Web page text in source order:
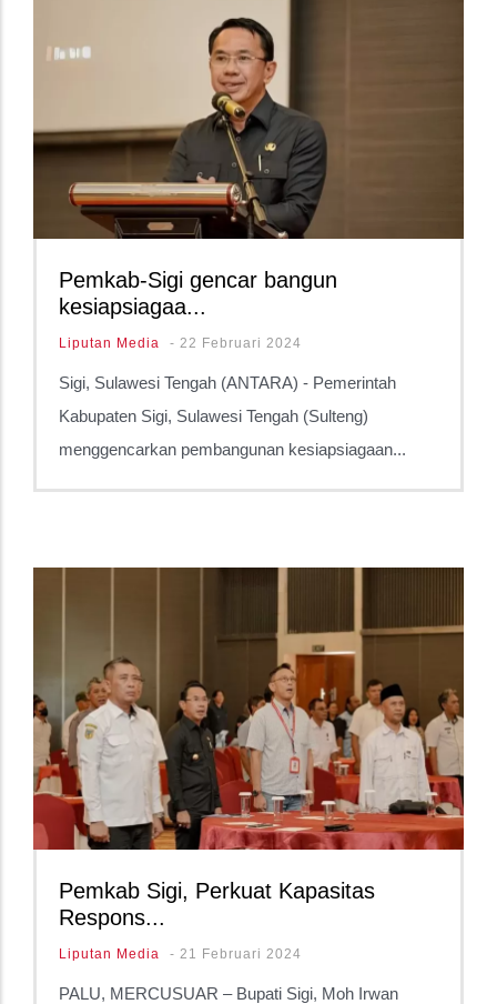
Pemkab-Sigi gencar bangun
kesiapsiagaa...
Liputan Media - 22 Februari 2024
Sigi, Sulawesi Tengah (ANTARA) - Pemerintah
Kabupaten Sigi, Sulawesi Tengah (Sulteng)
menggencarkan pembangunan kesiapsiagaan...
Pemkab Sigi, Perkuat Kapasitas
Respons...
Liputan Media - 21 Februari 2024
PALU, MERCUSUAR – Bupati Sigi, Moh Irwan